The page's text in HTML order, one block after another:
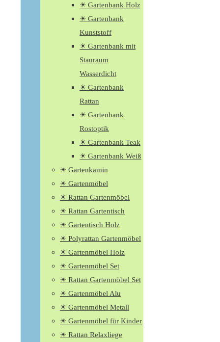
☀ Gartenbank Holz
☀ Gartenbank
Kunststoff
☀ Gartenbank mit
Stauraum
Wasserdicht
☀ Gartenbank
Rattan
☀ Gartenbank
Rostoptik
☀ Gartenbank Teak
☀ Gartenbank Weiß
☀ Gartenkamin
☀ Gartenmöbel
☀ Rattan Gartenmöbel
☀ Rattan Gartentisch
☀ Gartentisch Holz
☀ Polyrattan Gartenmöbel
☀ Gartenmöbel Holz
☀ Gartenmöbel Set
☀ Rattan Gartenmöbel Set
☀ Gartenmöbel Alu
☀ Gartenmöbel Metall
☀ Gartenmöbel für Kinder
☀ Rattan Relaxliege